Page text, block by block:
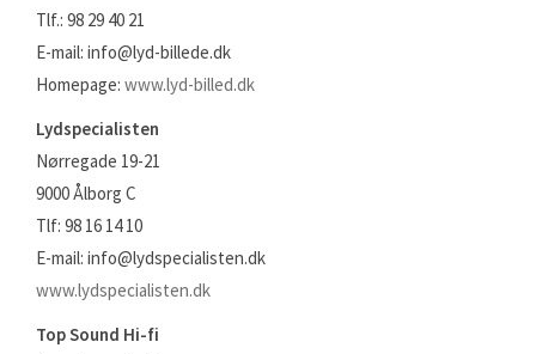
Tlf.: 98 29 40 21
E-mail: info@lyd-billede.dk
Homepage: www.lyd-billed.dk
Lydspecialisten
Nørregade 19-21
9000 Ålborg C
Tlf: 98 16 14 10
E-mail: info@lydspecialisten.dk
www.lydspecialisten.dk
Top Sound Hi-fi